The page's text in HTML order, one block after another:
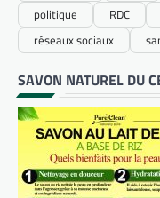
politique
RDC
réseaux sociaux
SAVON NATUREL DU